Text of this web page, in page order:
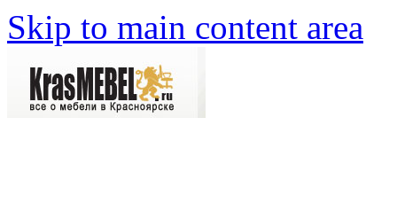
Skip to main content area